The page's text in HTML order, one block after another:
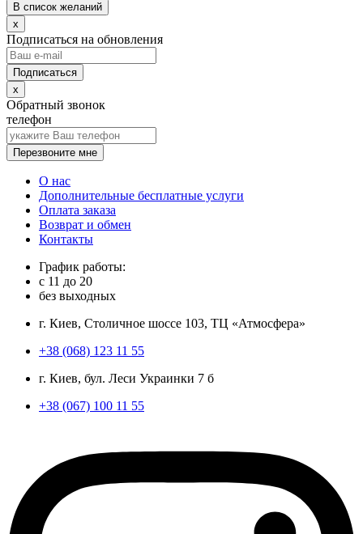
В список желаний
x
Подписаться на обновления
x
Обратный звонок
телефон
Перезвоните мне
О нас
Дополнительные бесплатные услуги
Оплата заказа
Возврат и обмен
Контакты
График работы:
с 11 до 20
без выходных
г. Киев, Столичное шоссе 103, ТЦ «Атмосфера»
+38 (068) 123 11 55
г. Киев, бул. Леси Украинки 7 б
+38 (067) 100 11 55